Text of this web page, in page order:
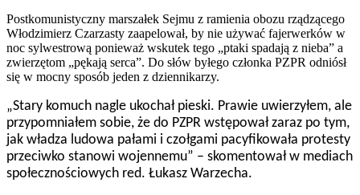
Postkomunistyczny marszałek Sejmu z ramienia obozu rządzącego
Włodzimierz Czarzasty zaapelował, by nie używać fajerwerków w
noc sylwestrową ponieważ wskutek tego „ptaki spadają z nieba” a
zwierzętom „pękają serca”. Do słów byłego członka PZPR odniósł
się w mocny sposób jeden z dziennikarzy.
„Stary komuch nagle ukochał pieski. Prawie uwierzyłem, ale
przypomniałem sobie, że do PZPR wstępował zaraz po tym,
jak władza ludowa pałami i czołgami pacyfikowała protesty
przeciwko stanowi wojennemu” – skomentował w mediach
społecznościowych red. Łukasz Warzecha.